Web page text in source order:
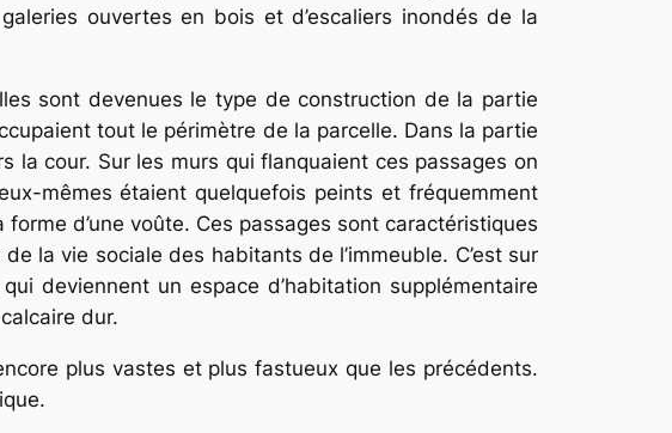
ouvertes en bois et d’escaliers inondés de la
sont devenues le type de construction de la partie
tout le périmètre de la parcelle. Dans la partie
cour. Sur les murs qui flanquaient ces passages on
mêmes étaient quelquefois peints et fréquemment
d’une voûte. Ces passages sont caractéristiques
la vie sociale des habitants de l’immeuble. C’est sur
deviennent un espace d’habitation supplémentaire
dur.
plus vastes et plus fastueux que les précédents.